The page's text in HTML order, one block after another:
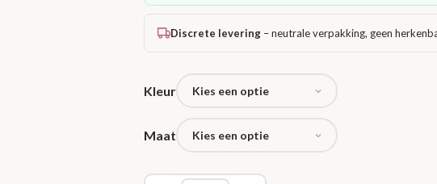
Discrete levering – neutrale verpakking, geen
Kleur
Maat